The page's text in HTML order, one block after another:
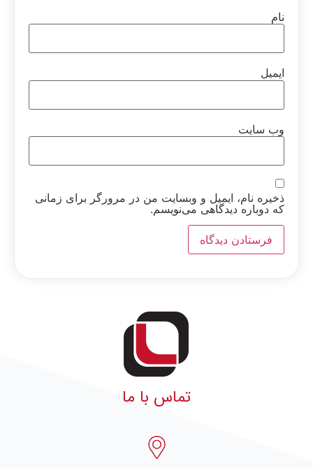
نام
ایمیل
وب‌ سایت
ذخیره نام، ایمیل و وبسایت من در مرورگر برای زمانی
که دوباره دیدگاهی می‌نویسم.
تماس با ما